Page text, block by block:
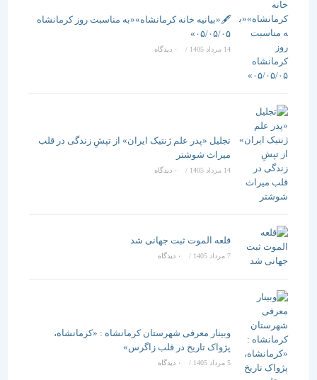
🖋️«بیانیه خانه کرمانشاه»«به مناسبت روز کرمانشاه
۰۵/۰۵/۰۵»
/ ۰ دیدگاه
تجلیل «پدر علم ژنتیک ایران» از تپشِ زندگی در قلب
میراث شوشتر
14 مرداد 1405 / ۰ دیدگاه
قلعه الموت ثبت جهانی شد
/ ۰ دیدگاه
وبینار معرفی شهرستان کرمانشاه : «کرمانشاه،
پژواک تاریخ در قلب زاگرس»
5 مرداد 1405 / ۰ دیدگاه